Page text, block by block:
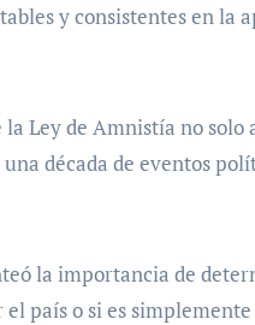
y consistentes en la
Ley de Amnistía no solo
década de eventos
la importancia de
país o si es